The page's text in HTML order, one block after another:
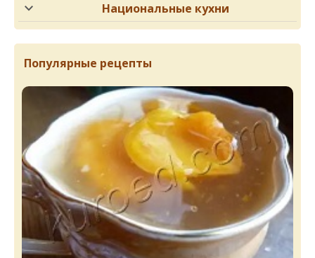
Национальные кухни
Популярные рецепты